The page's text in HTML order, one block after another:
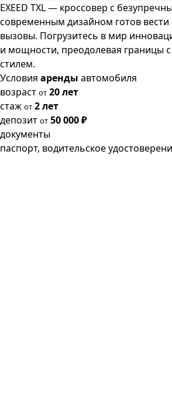
EXEED TXL — кроссовер с
современным дизайном готов
вызовы. Погрузитесь в мир
и мощности, преодолевая границы
стилем.
Условия аренды автомобиля
возраст от 20 лет
стаж от 2 лет
депозит от 50 000 ₽
документы
паспорт, водительское